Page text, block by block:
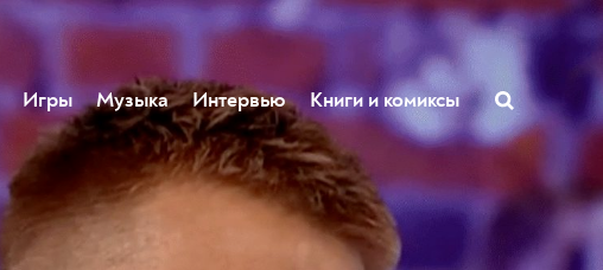
Игры Музыка Интервью Книги и комиксы